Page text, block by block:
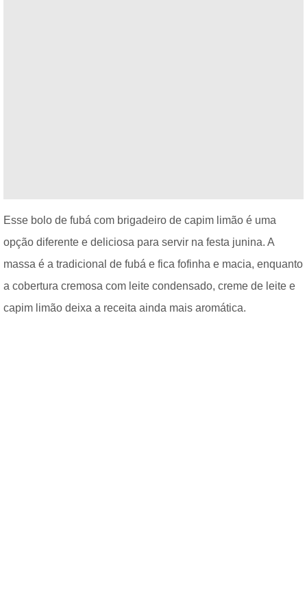
Esse bolo de fubá com brigadeiro de capim limão é uma
opção diferente e deliciosa para servir na festa junina. A
massa é a tradicional de fubá e fica fofinha e macia, enquanto
a cobertura cremosa com leite condensado, creme de leite e
capim limão deixa a receita ainda mais aromática.